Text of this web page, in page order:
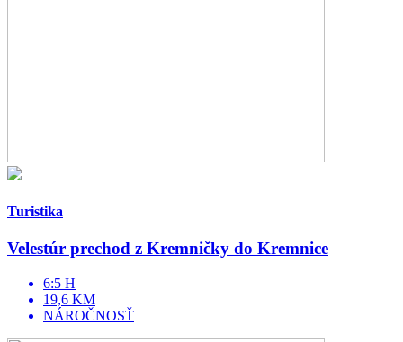
Turistika
Velestúr prechod z Kremničky do Kremnice
6:5 H
19,6 KM
NÁROČNOSŤ